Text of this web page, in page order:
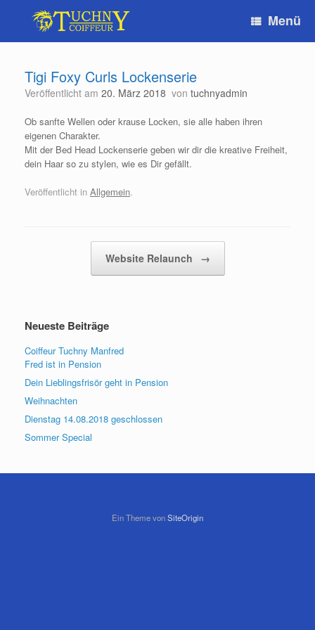
Menü
Tigi Foxy Curls Lockenserie
Veröffentlicht am 20. März 2018 von tuchnyadmin
Ob sanfte Wellen oder krause Locken, sie alle haben ihren
eigenen Charakter.
Mit der Bed Head Lockenserie geben wir dir die kreative Freiheit,
dein Haar so zu stylen, wie es Dir gefällt.
Veröffentlicht in Allgemein.
Website Relaunch →
Neueste Beiträge
Coiffeur Tuchny Manfred
Fred ist in Pension
Dein Lieblingsfrisör geht in Pension
Weihnachten
Dienstag 14.08.2018 geschlossen
Sommer Special
Ein Theme vonSiteOrigin